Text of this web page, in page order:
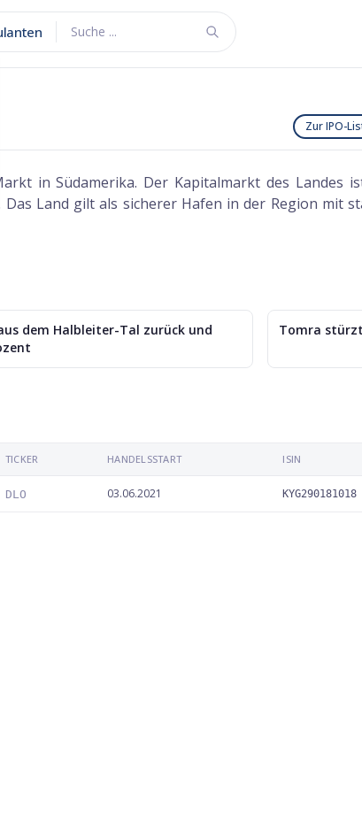
Suche ...
Zur IPO-
in Südamerika. Der Kapitalmarkt des Landes
Land gilt als sicherer Hafen in der Region mit
dem Halbleiter-Tal zurück und
Tomra
TICKER HANDELSSTART ISIN
DLO 03.06.2021 KYG290181018